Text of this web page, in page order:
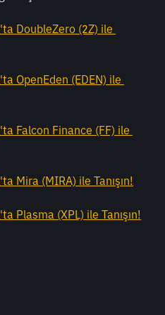
DoubleZero (2Z) ile
OpenEden (EDEN) ile
Falcon Finance (FF) ile
Mira (MIRA) ile Tanışın!
Plasma (XPL) ile Tanışın!